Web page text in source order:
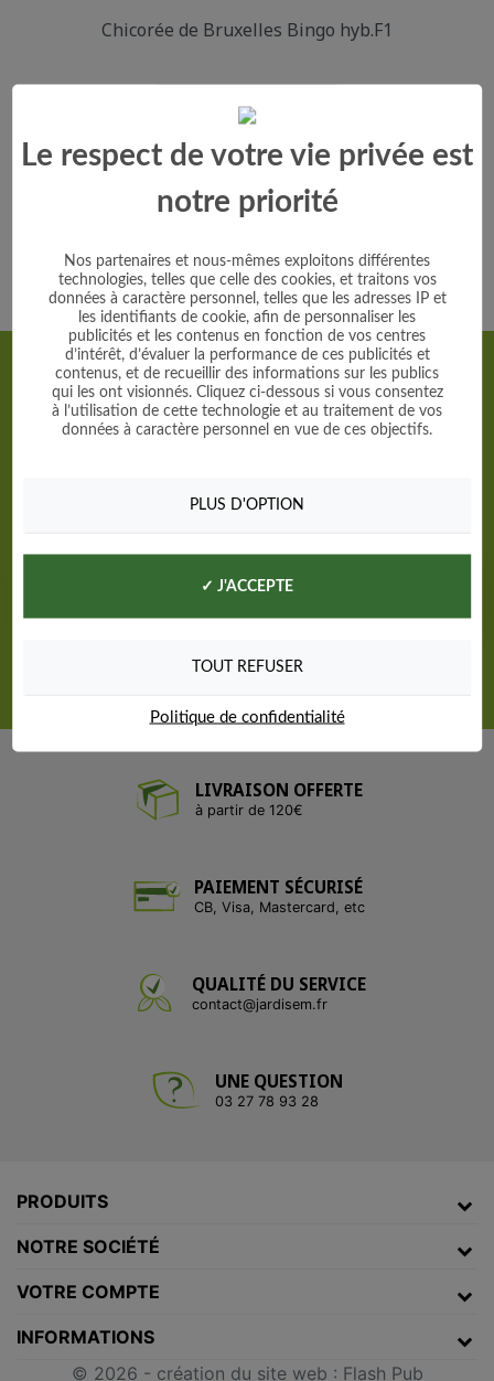
Chicorée de Bruxelles Bingo hyb.F1
Prix
2,95 €
Voir le produit
Recevez nos offres
spéciales
Informations sur les traitements de données à
recontacté par Jardisem
LIVRAISON OFFERTE
à partir de 120€
PAIEMENT SÉCURISÉ
CB, Visa, Mastercard, etc
QUALITÉ DU SERVICE
contact@jardisem.fr
UNE QUESTION
03 27 78 93 28
PRODUITS
NOTRE SOCIÉTÉ
VOTRE COMPTE
INFORMATIONS
© 2026 - création du site web : Flash Pub
Le respect de votre vie privée est
notre priorité
Nos partenaires et nous-mêmes exploitons différentes
technologies, telles que celle des cookies, et traitons vos
données à caractère personnel, telles que les adresses IP et
les identifiants de cookie, afin de personnaliser les
publicités et les contenus en fonction de vos centres
d’intérêt, d’évaluer la performance de ces publicités et
contenus, et de recueillir des informations sur les publics
qui les ont visionnés. Cliquez ci-dessous si vous consentez
à l’utilisation de cette technologie et au traitement de vos
données à caractère personnel en vue de ces objectifs.
PLUS D'OPTION
✓ J'ACCEPTE
TOUT REFUSER
Politique de confidentialité